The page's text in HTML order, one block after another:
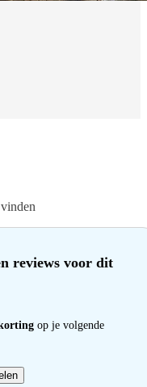
reviews voor dit
op je volgende